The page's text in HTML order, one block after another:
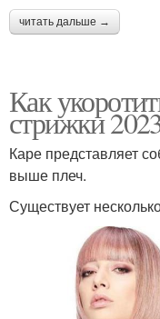
читать дальше →
Как
стрижки
Каре представляет
выше плеч.
Существует